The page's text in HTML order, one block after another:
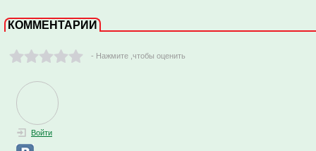
КОММЕНТАРИИ
- Нажмите ,чтобы оценить
Войти